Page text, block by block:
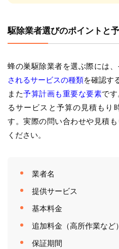
駆除業者選びのポイントと
蜂の巣駆除業者を選ぶ際には
されるサービスの種類を確認す
また予算計画も重要な要素で
るサービスと予算の見積もり
す。実際の問い合わせや見積
ください。
業者名
提供サービス
基本料金
追加料金（高所作業など）
保証期間